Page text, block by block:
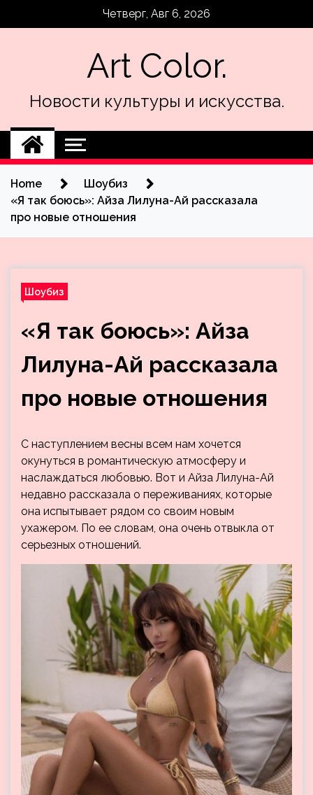
Четверг, Авг 6, 2026
Art Color.
Новости культуры и искусства.
Home
Шоубиз
«Я так боюсь»: Айза Лилуна-Ай рассказала
про новые отношения
Шоубиз
«Я так боюсь»: Айза
Лилуна-Ай рассказала
про новые отношения
С наступлением весны всем нам хочется
окунуться в романтическую атмосферу и
наслаждаться любовью. Вот и Айза Лилуна-Ай
недавно рассказала о переживаниях, которые
она испытывает рядом со своим новым
ухажером. По ее словам, она очень отвыкла от
серьезных отношений.